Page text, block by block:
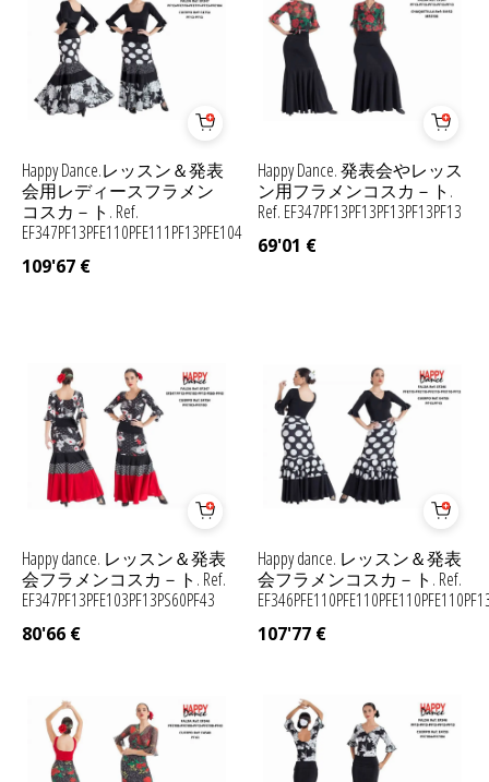
Happy Dance.レッスン＆発表
会用レディースフラメン
コスカ－ト. Ref.
EF347PF13PFE110PFE111PF13PFE104
109'67 €
Happy Dance. 発表会やレッス
ン用フラメンコスカ－ト.
Ref. EF347PF13PF13PF13PF13PF13
69'01 €
Happy dance. レッスン＆発表
会フラメンコスカ－ト. Ref.
EF347PF13PFE103PF13PS60PF43
80'66 €
Happy dance. レッスン＆発表
会フラメンコスカ－ト. Ref.
107'77 €